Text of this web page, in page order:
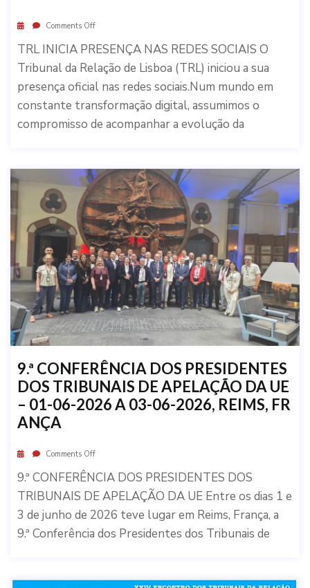
Comments Off
TRL INICIA PRESENÇA NAS REDES SOCIAIS O
Tribunal da Relação de Lisboa (TRL) iniciou a sua
presença oficial nas redes sociais.Num mundo em
constante transformação digital, assumimos o
compromisso de acompanhar a evolução da
9.ª CONFERÊNCIA DOS PRESIDENTES
DOS TRIBUNAIS DE APELAÇÃO DA UE
– 01-06-2026 A 03-06-2026, REIMS, FR
ANÇA
Comments Off
9.ª CONFERÊNCIA DOS PRESIDENTES DOS
TRIBUNAIS DE APELAÇÃO DA UE Entre os dias 1 e
3 de junho de 2026 teve lugar em Reims, França, a
9.ª Conferência dos Presidentes dos Tribunais de